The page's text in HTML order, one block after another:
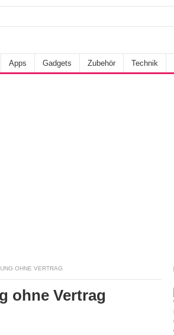
Apps Gadgets Zubehör Technik
OHNE VERTRAG
ohne Vertrag